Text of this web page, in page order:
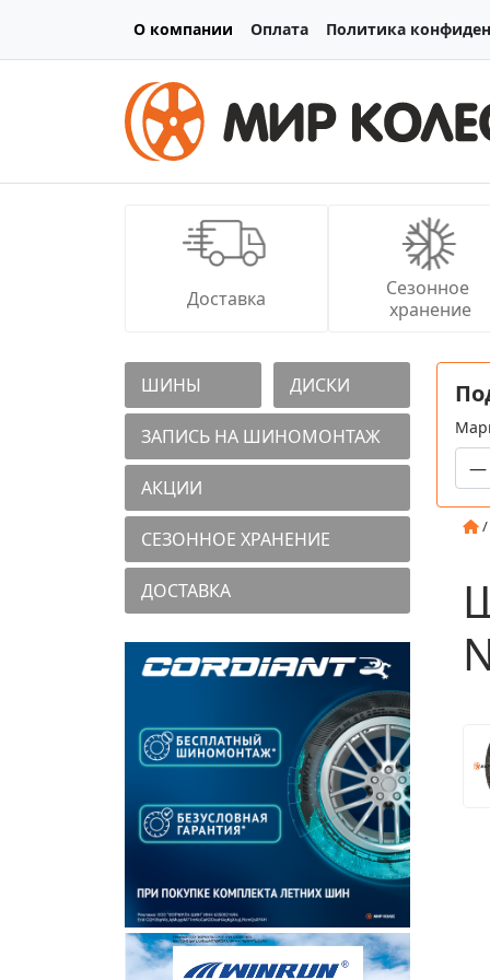
О компании Оплата Политика
Доставка
Сезонное
хранение
ШИНЫ ДИСКИ
ЗАПИСЬ НА ШИНОМОНТАЖ
АКЦИИ
СЕЗОННОЕ ХРАНЕНИЕ
ДОСТАВКА
/